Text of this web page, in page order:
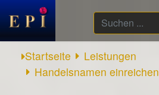
Suchen
...
Startseite
Leistungen
Handelsnamen einreichen